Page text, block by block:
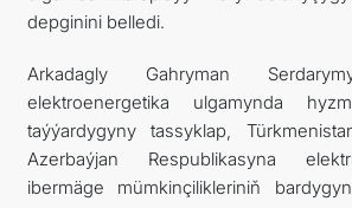
depginini belledi.
Arkadagly Gahryman
elektroenergetika ulgamynda
taýýardygyny tassyklap,
Azerbaýjan Respublikasyna
ibermäge mümkinçilikleriniň